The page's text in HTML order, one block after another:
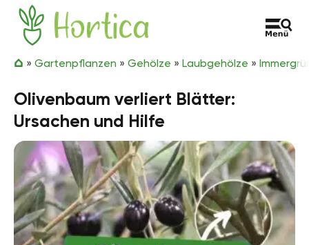
Zum Inhalt springen
Hortica
» Gartenpflanzen » Gehölze » Laubgehölze »
Olivenbaum verliert Blätter:
Ursachen und Hilfe